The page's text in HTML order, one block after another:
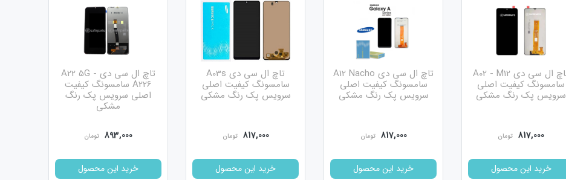
2. ال سی دی اورج نیو (ORG NEW)
ال سی دی های اورج نیو تقریبا از نظر قیمت و کیفیت نزدیک به کیفیت سرویس پک هستند
ال سی دی های چنج گلس از نظر کیفیت ساخت همانند سرویس پک ها هستند
تاچ ال سی دی A02 - M12
سامسونگ کیفیت اصلی
سرویس پک رنگ مشکی
817,000 تومان
خرید این محصول
تاچ ال سی دی A12 Nacho
سامسونگ کیفیت اصلی
سرویس پک رنگ مشکی
817,000 تومان
خرید این محصول
تاچ ال سی دی A03s
سامسونگ کیفیت اصلی
سرویس پک رنگ مشکی
817,000 تومان
خرید این محصول
تاچ ال سی دی A22 5G -
A226 سامسونگ کیفیت
اصلی سرویس پک رنگ
مشکی
893,000 تومان
خرید این محصول